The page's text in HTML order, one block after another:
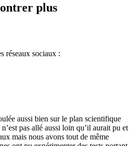
plus
réseaux sociaux :
aussi bien sur le plan scientifique
pas allé aussi loin qu’il aurait pu et
mais nous avons tout de même